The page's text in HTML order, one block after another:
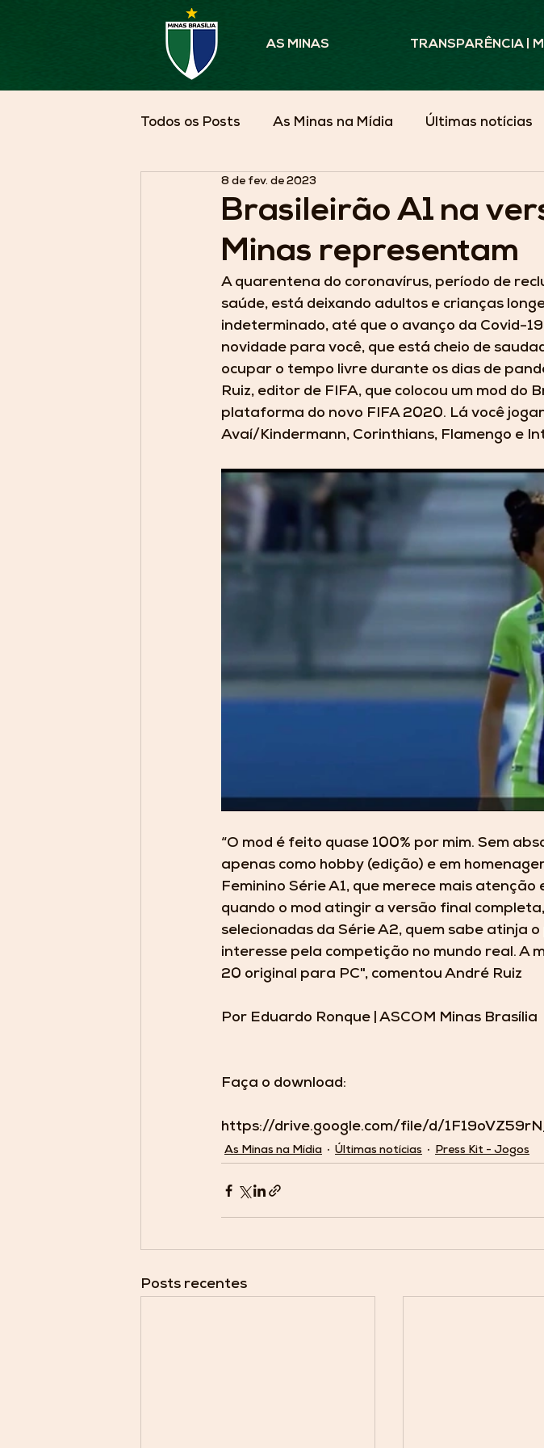
AS MINAS TRANSPARÊNCIA |
Todos os Posts As Minas na Mídia Últimas notícias
Parceiros em Pauta
Brasileirão A1 na
Minas representam
8 de fev. de 2023
A quarentena do coronavírus, período de
saúde, está deixando adultos e crianças
indeterminado, até que o avanço da Covid-
novidade para você, que está cheio de
ocupar o tempo livre durante os dias de
Ruiz, editor de FIFA, que colocou um mod do
plataforma do novo FIFA 2020. Lá você
Avaí/Kindermann, Corinthians, Flamengo e
“O mod é feito quase 100% por mim. Sem
apenas como hobby (edição) e em
Feminino Série A1, que merece mais atenção
quando o mod atingir a versão final
selecionadas da Série A2, quem sabe atinja
interesse pela competição no mundo real. A
20 original para PC", comentou André Ruiz
Por Eduardo Ronque | ASCOM Minas Brasília
Faça o download:
https://drive.google.com/file/d/
As Minas na Mídia Últimas notícias Press Kit - Jogos
Posts recentes